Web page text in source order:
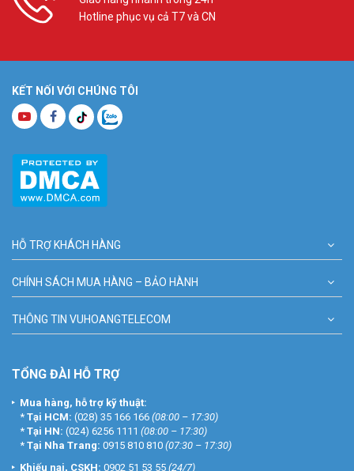
Hotline phục vụ cả T7 và CN
KẾT NỐI VỚI CHÚNG TÔI
HỖ TRỢ KHÁCH HÀNG
CHÍNH SÁCH MUA HÀNG – BẢO HÀNH
THÔNG TIN VUHOANGTELECOM
TỔNG ĐÀI HỖ TRỢ
Mua hàng, hỗ trợ kỹ thuật:
* Tại HCM: (028) 35 166 166 (08:00 – 17:30)
* Tại HN: (024) 6256 1111 (08:00 – 17:30)
* Tại Nha Trang: 0915 810 810 (07:30 – 17:30)
Khiếu nại, CSKH: 0902 51 53 55 (24/7)